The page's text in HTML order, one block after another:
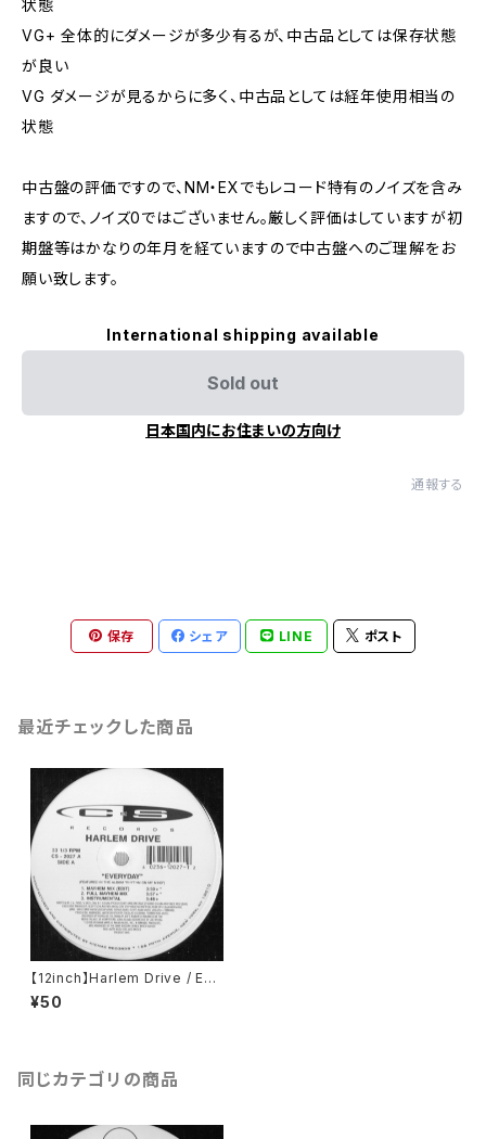
状態
VG+ 全体的にダメージが多少有るが、中古品としては保存状態
が良い
VG ダメージが見るからに多く、中古品としては経年使用相当の
状態
中古盤の評価ですので、NM・EXでもレコード特有のノイズを含み
ますので、ノイズ0ではございません。厳しく評価はしていますが初
期盤等はかなりの年月を経ていますので中古盤へのご理解をお
願い致します。
International shipping available
Sold out
日本国内にお住まいの方向け
通報する
保存 シェア LINE ポスト
最近チェックした商品
【12inch】Harlem Drive / Eve
ryday
¥50
同じカテゴリの商品